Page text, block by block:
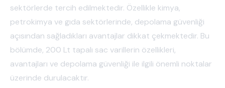
sektörlerde tercih edilmektedir. Özellikle kimya,
petrokimya ve gıda sektörlerinde, depolama güvenliği
açısından sağladıkları avantajlar dikkat çekmektedir. Bu
bölümde, 200 Lt tapalı sac varillerin özellikleri,
avantajları ve depolama güvenliği ile ilgili önemli noktalar
üzerinde durulacaktır.